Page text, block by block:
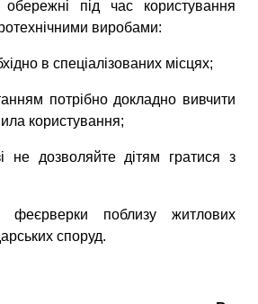
під час користування
виробами:
в спеціалізованих місцях;
потрібно докладно вивчити
користування;
не дозволяйте дітям гратися з
феєрверки поблизу житлових
споруд.